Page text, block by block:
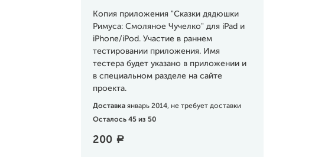
Копия приложения "Сказки дядюшки
Римуса: Смоляное Чучелко" для iPad и
iPhone/iPod. Участие в раннем
тестировании приложения. Имя
тестера будет указано в приложении и
в специальном разделе на сайте
проекта.
Доставка январь 2014, не требует доставки
Осталось 45 из 50
200 a